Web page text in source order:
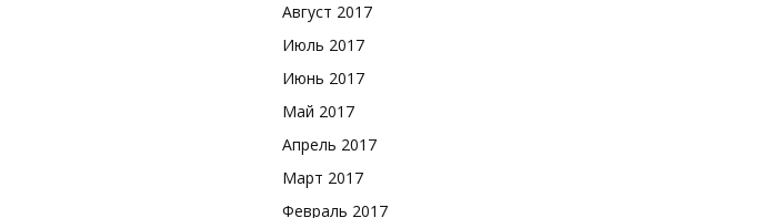
Август 2017
Июль 2017
Июнь 2017
Май 2017
Апрель 2017
Март 2017
Февраль 2017